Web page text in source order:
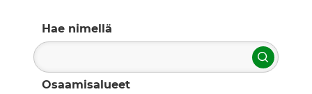
Hae nimellä
Hae
Osaamisalueet